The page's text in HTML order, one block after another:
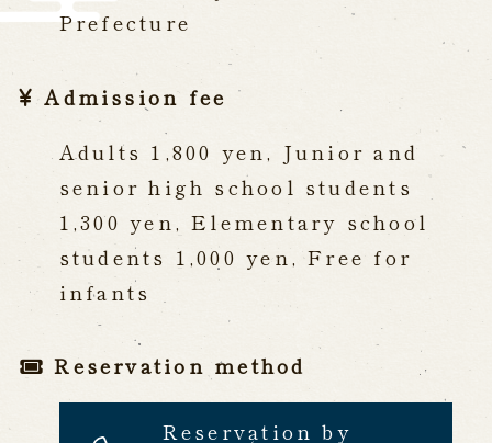
Prefecture
Admission fee
Adults 1,800 yen, Junior and
senior high school students
1,300 yen, Elementary school
students 1,000 yen, Free for
infants
Reservation method
Reservation by